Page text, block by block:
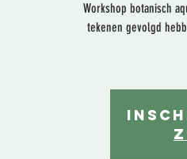
Workshop botanisch
tekenen gevolgd